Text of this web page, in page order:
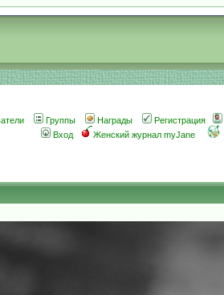
Группы Награды Регистрация
Вход
Женский журнал myJane